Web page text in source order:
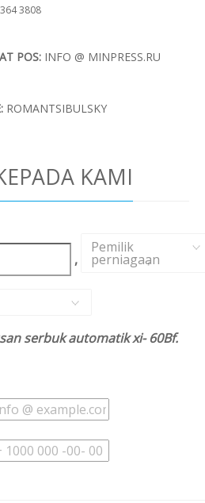
3808
POS: INFO @ MINPRESS.RU
ROMANTSIBULSKY
KAMI
,
Pemilik
perniagaan
,
serbuk automatik xi- 60Bf.